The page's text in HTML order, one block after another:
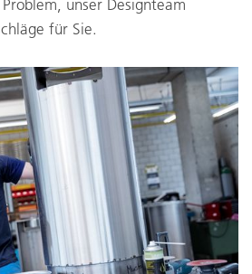
unser Designteam
für Sie.